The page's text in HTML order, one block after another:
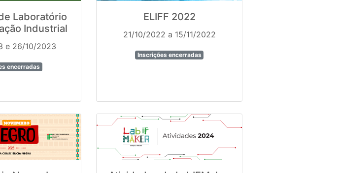
Laboratório
Industrial
e 26/10/2023
encerradas
ELIFF 2022
21/10/2022 a 15/11/2022
Inscrições encerradas